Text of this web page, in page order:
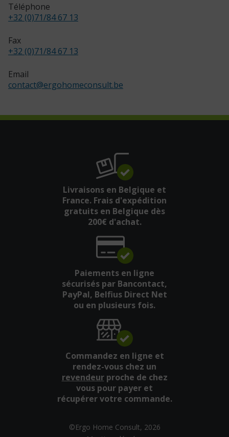
Téléphone
+32 (0)71/84 67 13
Fax
+32 (0)71/84 67 13
Email
contact@ergohomeconsult.be
Livraisons en Belgique et
France. Frais d'expédition
gratuits en Belgique dès
200€ d'achat.
Paiements en ligne
sécurisés par Bancontact,
PayPal, Belfius Direct Net
ou en plusieurs fois.
Commandez en ligne et
rendez-vous chez un
revendeurproche de chez
vous pour payer et
récupérer votre commande.
©Ergo Home Consult, 2026